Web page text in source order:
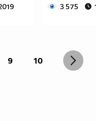
3 575
9 10